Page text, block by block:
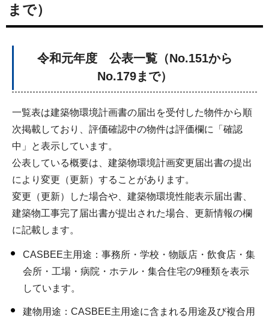
まで）
令和元年度 公表一覧（No.151から
No.179まで）
一覧表は建築物環境計画書の届出を受付した物件から順
次掲載しており、評価確認中の物件は評価欄に「確認
中」と表示しています。
公表している概要は、建築物環境計画変更届出書の提出
により変更（更新）することがあります。
変更（更新）した場合や、建築物環境性能表示届出書、
建築物工事完了届出書が提出された場合、更新情報の欄
に記載します。
CASBEE主用途：事務所・学校・物販店・飲食店・集
会所・工場・病院・ホテル・集合住宅の9種類を表示
しています。
建物用途：CASBEE主用途に含まれる用途及び複合用